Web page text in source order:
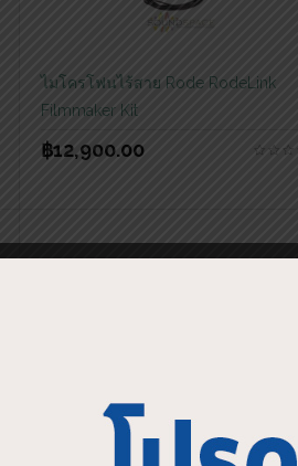
ไมโครโฟนไร้สาย Rode RodeLink
Filmmaker Kit
฿12,900.00
ไมโครโฟนไร้สาย Sennheiser EW300